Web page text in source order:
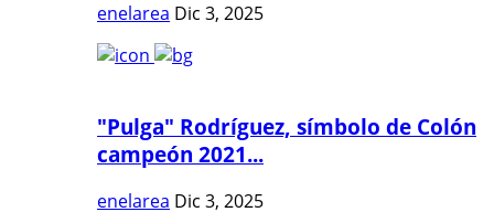
enelarea Dic 3, 2025
"Pulga" Rodríguez, símbolo de Colón
campeón 2021...
enelarea Dic 3, 2025